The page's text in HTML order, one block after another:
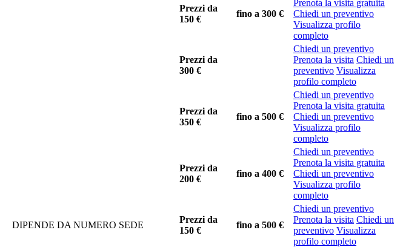
Prezzi da
150 €
fino a 300 €
Prenota la visita gratuita
Chiedi un preventivo
Visualizza profilo
completo
Prezzi da
300 €
Chiedi un preventivo
Prenota la visita Chiedi un
preventivo Visualizza
profilo completo
Prezzi da
350 €
fino a 500 €
Chiedi un preventivo
Prenota la visita gratuita
Chiedi un preventivo
Visualizza profilo
completo
Prezzi da
200 €
fino a 400 €
Chiedi un preventivo
Prenota la visita gratuita
Chiedi un preventivo
Visualizza profilo
completo
DIPENDE DA NUMERO SEDE
Prezzi da
150 €
fino a 500 €
Chiedi un preventivo
Prenota la visita Chiedi un
preventivo Visualizza
profilo completo